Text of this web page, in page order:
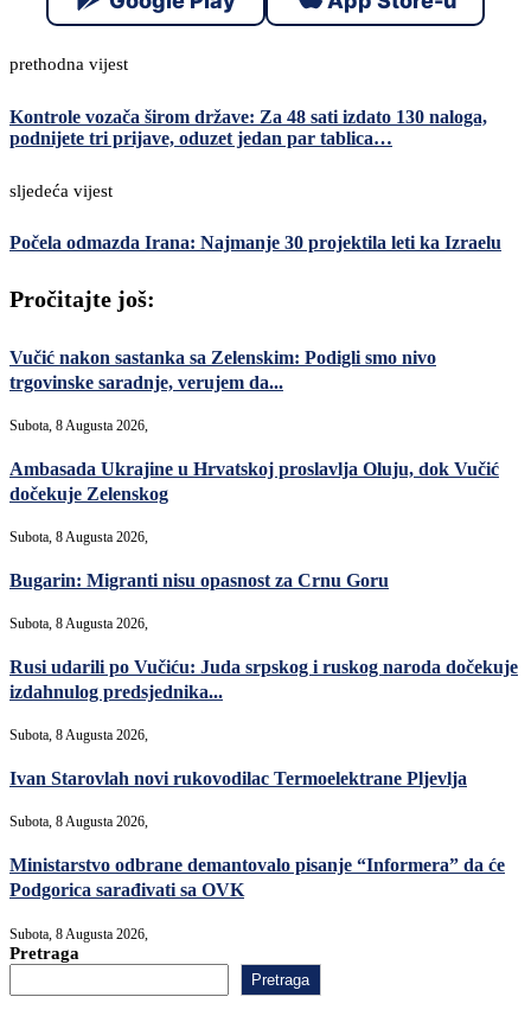
prethodna vijest
Kontrole vozača širom države: Za 48 sati izdato 130 naloga,
podnijete tri prijave, oduzet jedan par tablica…
sljedeća vijest
Počela odmazda Irana: Najmanje 30 projektila leti ka Izraelu
Pročitajte još:
Vučić nakon sastanka sa Zelenskim: Podigli smo nivo
trgovinske saradnje, verujem da...
Subota, 8 Augusta 2026,
Ambasada Ukrajine u Hrvatskoj proslavlja Oluju, dok Vučić
dočekuje Zelenskog
Subota, 8 Augusta 2026,
Bugarin: Migranti nisu opasnost za Crnu Goru
Subota, 8 Augusta 2026,
Rusi udarili po Vučiću: Juda srpskog i ruskog naroda dočekuje
izdahnulog predsjednika...
Subota, 8 Augusta 2026,
Ivan Starovlah novi rukovodilac Termoelektrane Pljevlja
Subota, 8 Augusta 2026,
Ministarstvo odbrane demantovalo pisanje “Informera” da će
Podgorica sarađivati sa OVK
Subota, 8 Augusta 2026,
Pretraga
Pretraga